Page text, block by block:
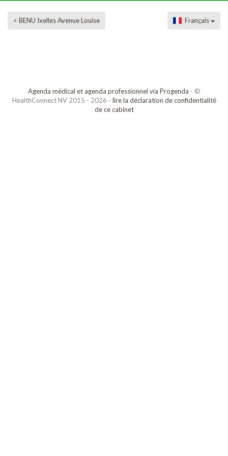
< BENU Ixelles Avenue Louise Français
Agenda médical et agenda professionnel via Progenda - ©
HealthConnect NV 2015 - 2026 - lire la déclaration de confidentialité
de ce cabinet